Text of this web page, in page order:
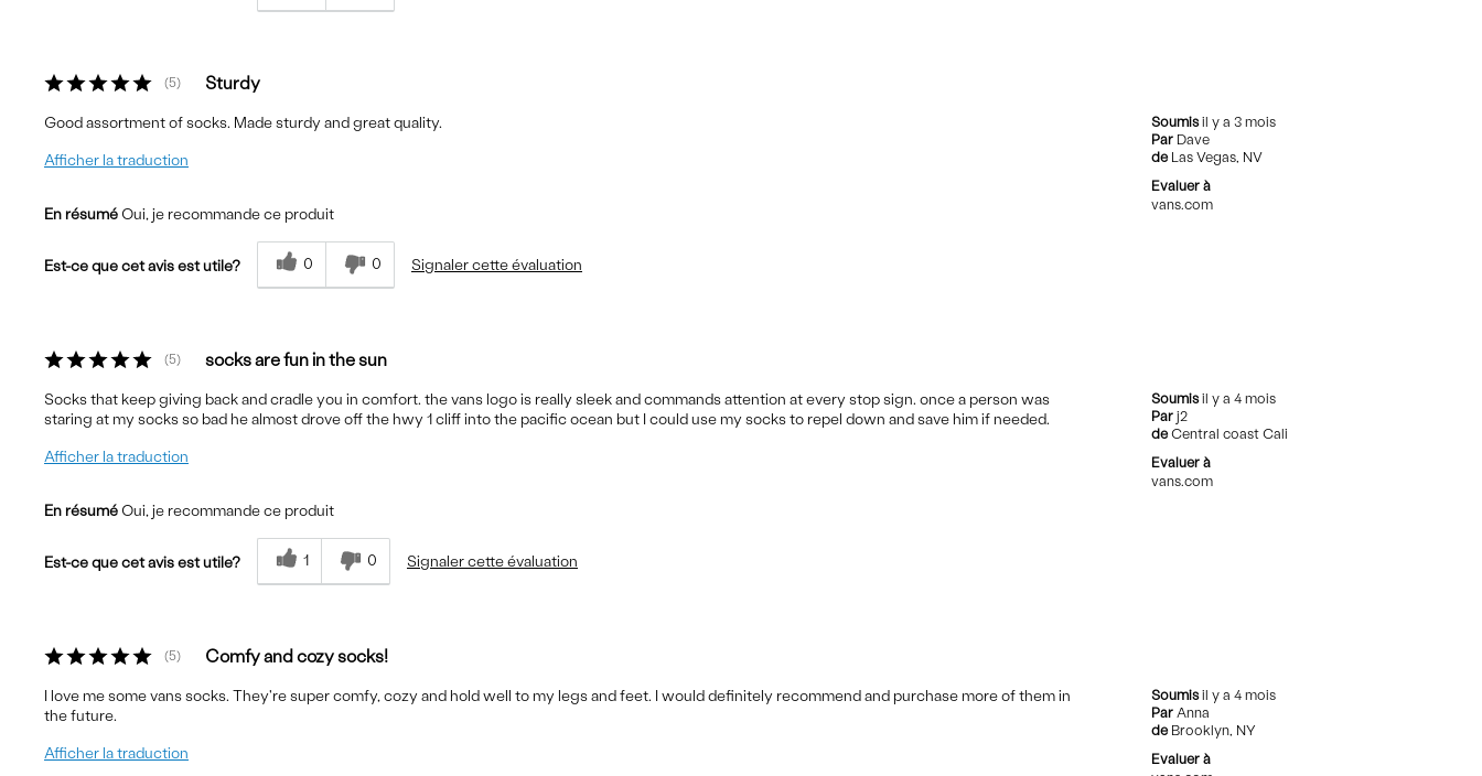
5 Sturdy
Soumisil y a 3 mois
Par Dave
de Las Vegas, NV
Evaluer à
vans.com
Good assortment of socks. Made sturdy and great quality.
Afficher la traduction
En résumé Oui, je recommande ce produit
Est-ce que cet avis est utile? 0 0 Signaler cette évaluation
5 socks are fun in the sun
Soumisil y a 4 mois
Par j2
de Central coast Cali
Evaluer à
vans.com
Socks that keep giving back and cradle you in comfort. the vans logo is really sleek and commands attention at every stop sign. once a person was
staring at my socks so bad he almost drove off the hwy 1 cliff into the pacific ocean but I could use my socks to repel down and save him if needed.
Afficher la traduction
En résumé Oui, je recommande ce produit
Est-ce que cet avis est utile? 1 0 Signaler cette évaluation
5 Comfy and cozy socks!
Soumisil y a 4 mois
Par Anna
de Brooklyn, NY
Evaluer à
I love me some vans socks. They're super comfy, cozy and hold well to my legs and feet. I would definitely recommend and purchase more of them in
the future.
Afficher la traduction